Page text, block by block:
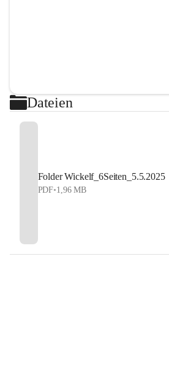
Dateien
Folder Wickelf_6Seiten_5.5.2025
PDF•1,96 MB